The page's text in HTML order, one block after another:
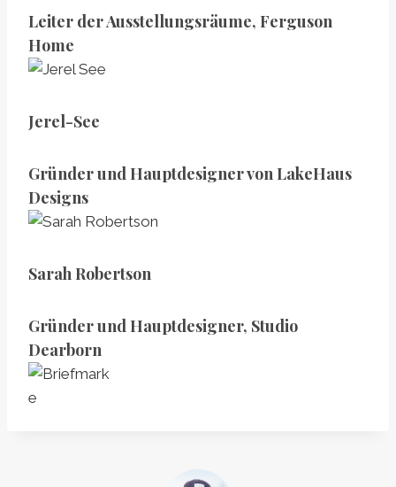
Leiter der Ausstellungsräume, Ferguson
Home
Jerel-See
Gründer und Hauptdesigner von LakeHaus
Designs
Sarah Robertson
Gründer und Hauptdesigner, Studio
Dearborn